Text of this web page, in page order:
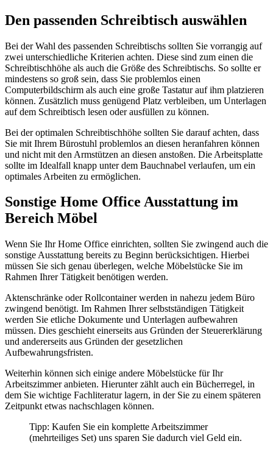
Den passenden Schreibtisch auswählen
Bei der Wahl des passenden Schreibtischs sollten Sie vorrangig auf
zwei unterschiedliche Kriterien achten. Diese sind zum einen die
Schreibtischhöhe als auch die Größe des Schreibtischs. So sollte er
mindestens so groß sein, dass Sie problemlos einen
Computerbildschirm als auch eine große Tastatur auf ihm platzieren
können. Zusätzlich muss genügend Platz verbleiben, um Unterlagen
auf dem Schreibtisch lesen oder ausfüllen zu können.
Bei der optimalen Schreibtischhöhe sollten Sie darauf achten, dass
Sie mit Ihrem Bürostuhl problemlos an diesen heranfahren können
und nicht mit den Armstützen an diesen anstoßen. Die Arbeitsplatte
sollte im Idealfall knapp unter dem Bauchnabel verlaufen, um ein
optimales Arbeiten zu ermöglichen.
Sonstige Home Office Ausstattung im
Bereich Möbel
Wenn Sie Ihr Home Office einrichten, sollten Sie zwingend auch die
sonstige Ausstattung bereits zu Beginn berücksichtigen. Hierbei
müssen Sie sich genau überlegen, welche Möbelstücke Sie im
Rahmen Ihrer Tätigkeit benötigen werden.
Aktenschränke oder Rollcontainer werden in nahezu jedem Büro
zwingend benötigt. Im Rahmen Ihrer selbstständigen Tätigkeit
werden Sie etliche Dokumente und Unterlagen aufbewahren
müssen. Dies geschieht einerseits aus Gründen der Steuererklärung
und andererseits aus Gründen der gesetzlichen
Aufbewahrungsfristen.
Weiterhin können sich einige andere Möbelstücke für Ihr
Arbeitszimmer anbieten. Hierunter zählt auch ein Bücherregel, in
dem Sie wichtige Fachliteratur lagern, in der Sie zu einem späteren
Zeitpunkt etwas nachschlagen können.
Tipp: Kaufen Sie ein komplette Arbeitszimmer
(mehrteiliges Set) uns sparen Sie dadurch viel Geld ein.